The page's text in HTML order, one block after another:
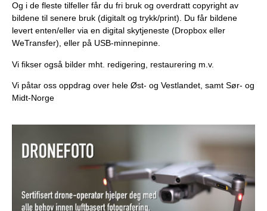
Og i de fleste tilfeller får du fri bruk og overdratt copyright av
bildene til senere bruk (digitalt og trykk/print). Du får bildene
levert enten/eller via en digital skytjeneste (Dropbox eller
WeTransfer), eller på USB-minnepinne.
Vi fikser også bilder mht. redigering, restaurering m.v.
Vi påtar oss oppdrag over hele Øst- og Vestlandet, samt Sør- og
Midt-Norge